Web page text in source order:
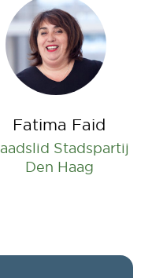
Fatima Faid
Stadspartij
Den Haag